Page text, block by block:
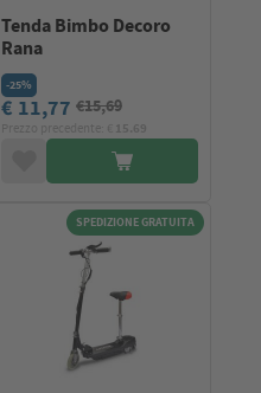
Tenda Bimbo Decoro
Rana
-25%
€ 11,77 €15,69
SPEDIZIONE GRATUITA